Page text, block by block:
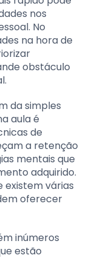
nos
No
na hora de
obstáculo
da simples
aula é
de
a retenção
mentais que
adquirido.
existem várias
oferecer
inúmeros
estão